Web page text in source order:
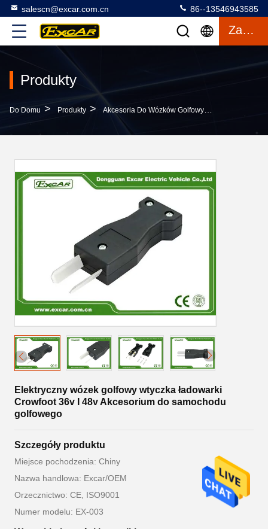
salescn@excar.com.cn 86--13546943585
Zacytować
Produkty
Do Domu > Produkty > Akcesoria Do Wózków Golfowych
Elektryczny wózek golfowy wtyczka ładowarki
Crowfoot 36v I 48v Akcesorium do samochodu
golfowego
Szczegóły produktu
Miejsce pochodzenia: Chiny
Nazwa handlowa: Excar/OEM
Orzecznictwo: CE, ISO9001
Numer modelu: EX-003